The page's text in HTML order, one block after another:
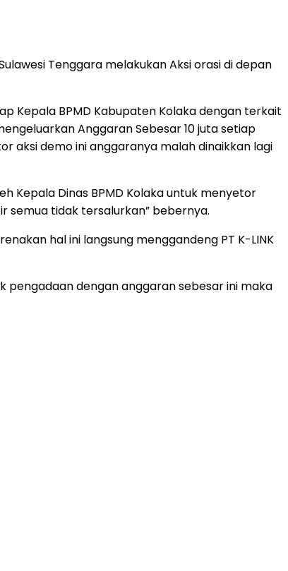
Tenggara melakukan Aksi orasi di depan
Kepala BPMD Kabupaten Kolaka dengan terkait
Anggaran Sebesar 10 juta setiap
aksi demo ini anggaranya malah dinaikkan lagi
Kepala Dinas BPMD Kolaka untuk menyetor
semua tidak tersalurkan” bebernya.
hal ini langsung menggandeng PT K-LINK
pengadaan dengan anggaran sebesar ini maka